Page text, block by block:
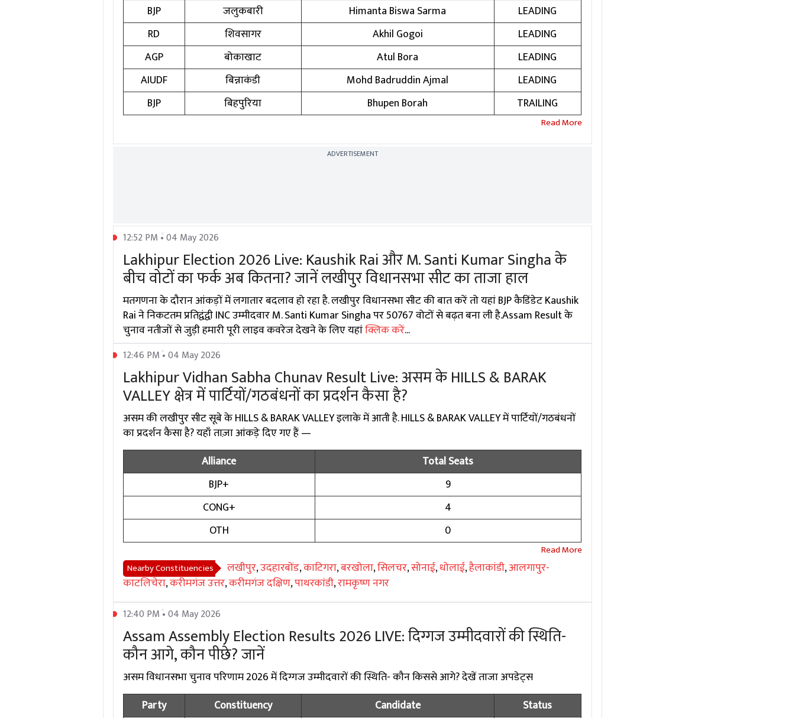
BJP
जलुकबारी Himanta Biswa Sarma
LEADING
RD
शिवसागर Akhil Gogoi
LEADING
AGP
बोकाखाट Atul Bora
LEADING
AIUDF
बिन्नाकंडी Mohd Badruddin Ajmal
LEADING
BJP
बिहपुरिया Bhupen Borah TRAILING
ADVERTISEMENT
12:52 PM • 04 May 2026
Lakhipur Election 2026 Live: Kaushik Rai और M. Santi Kumar Singha के
बीच वोटों का फर्क अब कितना? जानें लखीपुर विधानसभा सीट का ताजा हाल
मतगणना के दौरान आंकड़ों में लगातार बदलाव हो रहा है. लखीपुर विधानसभा सीट की बात करें तो यहां BJP कैडिंडेट Kaushik
Rai ने निकटतम प्रतिद्वंद्वी INC उम्मीदवार M. Santi Kumar Singha पर 50767 वोटों से बढ़त बना ली है.Assam Result के
चुनाव नतीजों से जुड़ी हमारी पूरी लाइव कवरेज देखने के लिए यहांक्लिक करें...
12:46 PM • 04 May 2026
Lakhipur Vidhan Sabha Chunav Result Live: असम के HILLS & BARAK
VALLEY क्षेत्र में पार्टियों/गठबंधनों का प्रदर्शन कैसा है?
असम की लखीपुर सीट सूबे के HILLS & BARAK VALLEY इलाके में आती है. HILLS & BARAK VALLEY में पार्टियों/गठबंधनों
का प्रदर्शन कैसा है? यहाँ ताज़ा आंकड़े दिए गए हैं —
Alliance
Total Seats
BJP+
9
CONG+
4
OTH
0
Nearby Constituencies लखीपुर,उदहारबोंड,काटिगरा,बरखोला,सिलचर,सोनाई,धोलाई,हैलाकांडी,आलगापुर-
काटलिचेरा,करीमगंज उत्तर,करीमगंज दक्षिण,पाथरकांडी,रामकृष्ण नगर
12:40 PM • 04 May 2026
Assam Assembly Election Results 2026 LIVE: दिग्गज उम्मीदवारों की स्थिति-
कौन आगे, कौन पीछे? जानें
असम विधानसभा चुनाव परिणाम 2026 में दिग्गज उम्मीदवारों की स्थिति- कौन किससे आगे? देखें ताजा अपडेट्स
Party
Constituency Candidate Status